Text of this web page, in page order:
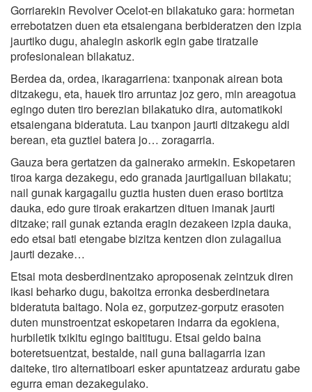
Gorriarekin Revolver Ocelot-en bilakatuko gara: hormetan
errebotatzen duen eta etsaiengana berbideratzen den izpia
jaurtiko dugu, ahalegin askorik egin gabe tiratzaile
profesionalean bilakatuz.
Berdea da, ordea, ikaragarriena: txanponak airean bota
ditzakegu, eta, hauek tiro arruntaz joz gero, min areagotua
egingo duten tiro berezian bilakatuko dira, automatikoki
etsaiengana bideratuta. Lau txanpon jaurti ditzakegu aldi
berean, eta guztiei batera jo… zoragarria.
Gauza bera gertatzen da gainerako armekin. Eskopetaren
tiroa karga dezakegu, edo granada jaurtigailuan bilakatu;
nail gunak kargagailu guztia husten duen eraso bortitza
dauka, edo gure tiroak erakartzen dituen imanak jaurti
ditzake; rail gunak eztanda eragin dezakeen izpia dauka,
edo etsai bati etengabe bizitza kentzen dion zulagailua
jaurti dezake…
Etsai mota desberdinentzako aproposenak zeintzuk diren
ikasi beharko dugu, bakoitza erronka desberdinetara
bideratuta baitago. Nola ez, gorputzez-gorputz erasoten
duten munstroentzat eskopetaren indarra da egokiena,
hurbiletik txikitu egingo baititugu. Etsai geldo baina
boteretsuentzat, bestalde, nail guna baliagarria izan
daiteke, tiro alternatiboari esker apuntatzeaz arduratu gabe
egurra eman dezakegulako.